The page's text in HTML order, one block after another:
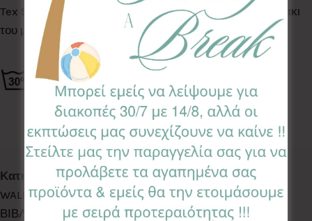
Tex Standard 100, κατάλληλα για το ευαίσθητο δερματάκι
του μωρού σας.
Κωδικός προϊόντος:BBC-AR
Κατηγορίες: ACCESSORIES, BEACH COLLECTION,
WALK, ΘΗΚΕΣ ΒΙΒΛΙΟΥ, ΘΗΚΕΣ ΒΙΒΛΙΟΥ, ΘΗΚΕΣ
ΒΙΒΛΙΟΥ